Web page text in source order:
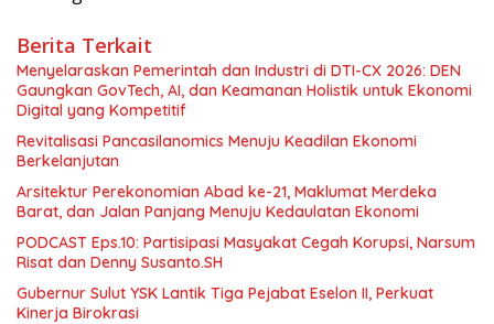
Berita Terkait
Menyelaraskan Pemerintah dan Industri di DTI-CX 2026: DEN
Gaungkan GovTech, AI, dan Keamanan Holistik untuk Ekonomi
Digital yang Kompetitif
Revitalisasi Pancasilanomics Menuju Keadilan Ekonomi
Berkelanjutan
Arsitektur Perekonomian Abad ke-21, Maklumat Merdeka
Barat, dan Jalan Panjang Menuju Kedaulatan Ekonomi
PODCAST Eps.10: Partisipasi Masyakat Cegah Korupsi, Narsum
Risat dan Denny Susanto.SH
Gubernur Sulut YSK Lantik Tiga Pejabat Eselon II, Perkuat
Kinerja Birokrasi